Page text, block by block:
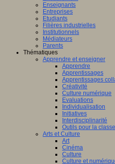
Enseignants
Entreprises
Etudiants
Filières industrielles
Institutionnels
Médiateurs
Parents
Thématiques
Apprendre et enseigner
Apprendre
Apprentissages
Apprentissages
Créativité
Culture numérique
Evaluations
Individualisation
Initiatives
Interdisciplinarité
Outils pour la classe
Arts et Culture
Art
Cinéma
Culture
Culture et